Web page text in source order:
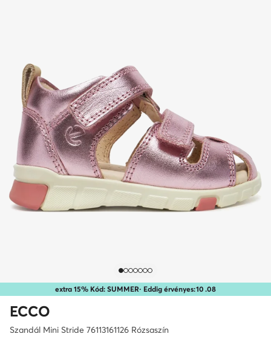
extra 15% Kód: SUMMER· Eddig érvényes:10 .08
ECCO
Szandál Mini Stride 76113161126 Rózsaszín